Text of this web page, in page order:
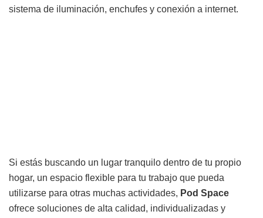
sistema de iluminación, enchufes y conexión a internet.
Si estás buscando un lugar tranquilo dentro de tu propio
hogar, un espacio flexible para tu trabajo que pueda
utilizarse para otras muchas actividades, Pod Space
ofrece soluciones de alta calidad, individualizadas y